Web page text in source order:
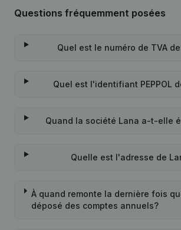
Questions fréquemment posées
Quel est le numéro de TVA
Quel est l'identifiant PEPPOL
Quand la société Lana a-t-elle
Quelle est l'adresse de
À quand remonte la dernière fois
déposé des comptes annuels?